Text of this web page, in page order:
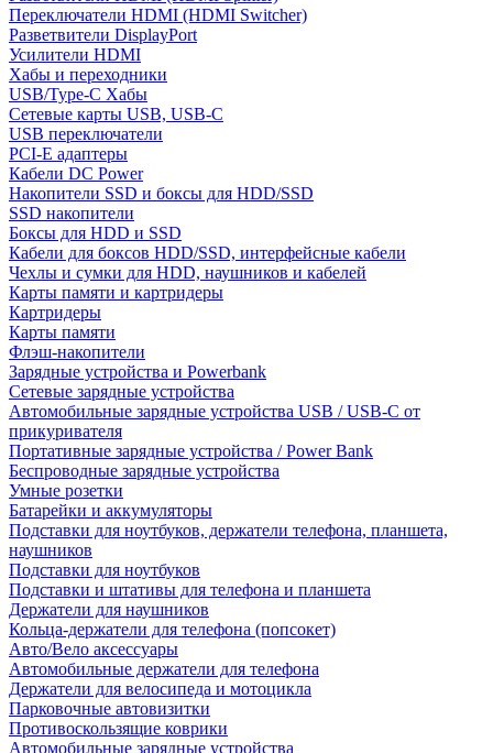
Переключатели HDMI (HDMI Switcher)
Разветвители DisplayPort
Усилители HDMI
Хабы и переходники
USB/Type-C Хабы
Сетевые карты USB, USB-C
USB переключатели
PCI-E адаптеры
Кабели DC Power
Накопители SSD и боксы для HDD/SSD
SSD накопители
Боксы для HDD и SSD
Кабели для боксов HDD/SSD, интерфейсные кабели
Чехлы и сумки для HDD, наушников и кабелей
Карты памяти и картридеры
Картридеры
Карты памяти
Флэш-накопители
Зарядные устройства и Powerbank
Сетевые зарядные устройства
Автомобильные зарядные устройства USB / USB-C от
прикуривателя
Портативные зарядные устройства / Power Bank
Беспроводные зарядные устройства
Умные розетки
Батарейки и аккумуляторы
Подставки для ноутбуков, держатели телефона, планшета,
наушников
Подставки для ноутбуков
Подставки и штативы для телефона и планшета
Держатели для наушников
Кольца-держатели для телефона (попсокет)
Авто/Вело аксессуары
Автомобильные держатели для телефона
Держатели для велосипеда и мотоцикла
Парковочные автовизитки
Противоскользящие коврики
Автомобильные зарядные устройства